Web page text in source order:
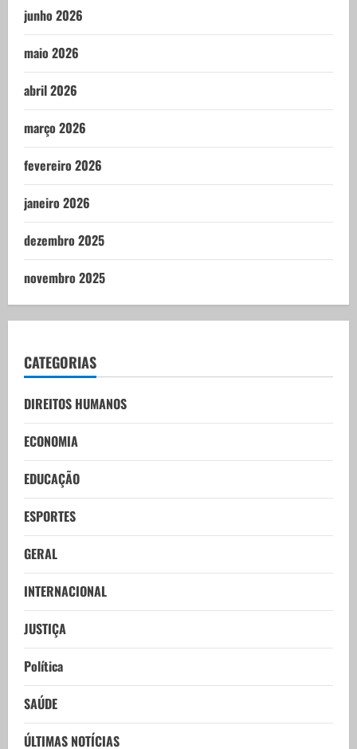
junho 2026
maio 2026
abril 2026
março 2026
fevereiro 2026
janeiro 2026
dezembro 2025
novembro 2025
CATEGORIAS
DIREITOS HUMANOS
ECONOMIA
EDUCAÇÃO
ESPORTES
GERAL
INTERNACIONAL
JUSTIÇA
Política
SAÚDE
ÚLTIMAS NOTÍCIAS